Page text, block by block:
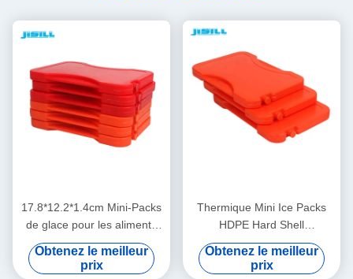
17.8*12.2*1.4cm Mini-Packs
de glace pour les aliments
surgelés
Obtenez le meilleur
prix
Thermique Mini Ice Packs
HDPE Hard Shell
17.8x12.2x1.4cm
Obtenez le meilleur
prix